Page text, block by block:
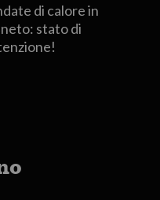
di calore in
stato di